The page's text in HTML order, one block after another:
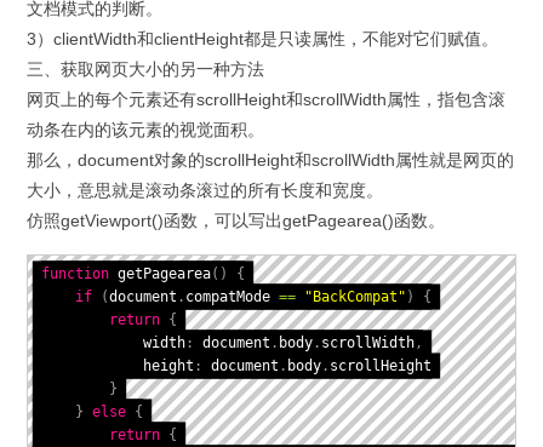
文档模式的判断。
3）clientWidth和clientHeight都是只读属性，不能对它们赋值。
三、获取网页大小的另一种方法
网页上的每个元素还有scrollHeight和scrollWidth属性，指包含滚
动条在内的该元素的视觉面积。
那么，document对象的scrollHeight和scrollWidth属性就是网页的
大小，意思就是滚动条滚过的所有长度和宽度。
仿照getViewport()函数，可以写出getPagearea()函数。
function getPagearea( )
{
if
(document . compatMode == "BackCompat" )
{
return {
            width
: document . body. scrollWidth,
            height
: document . body. scrollHeight
}
} else {
return {